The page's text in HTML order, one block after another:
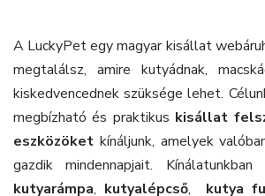
A LuckyPet egy magyar kisállat
megtalálsz, amire kutyádnak,
kiskedvencednek szüksége lehet.
megbízható és praktikus kisállat
eszközöket kínáljunk, amelyek
gazdik mindennapjait.
kutyarámpa, kutyalépcső, kutya